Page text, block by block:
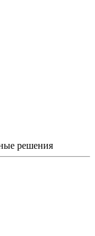
решения